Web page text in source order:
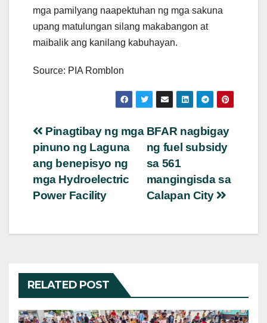
mga pamilyang naapektuhan ng mga sakuna
upang matulungan silang makabangon at
maibalik ang kanilang kabuhayan.
Source: PIA Romblon
Post
navigation
BFAR nagbigay
ng fuel subsidy
sa 561
mangingisda sa
Calapan City
Pinagtibay ng mga
pinuno ng Laguna
ang benepisyo ng
mga Hydroelectric
Power Facility
RELATED POST